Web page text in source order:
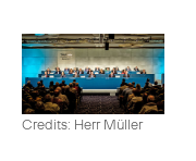
Credits: Herr Müller